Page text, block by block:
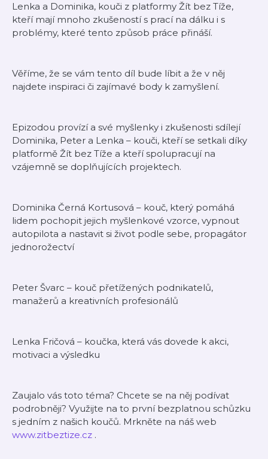
Lenka a Dominika, kouči z platformy Žít bez Tíže,
kteří mají mnoho zkušeností s prací na dálku i s
problémy, které tento způsob práce přináší.
Věříme, že se vám tento díl bude líbit a že v něj
najdete inspiraci či zajímavé body k zamyšlení.
Epizodou provízí a své myšlenky i zkušenosti sdílejí
Dominika, Peter a Lenka – kouči, kteří se setkali díky
platformě Žít bez Tíže a kteří spolupracují na
vzájemně se doplňujících projektech.
Dominika Černá Kortusová – kouč, který pomáhá
lidem pochopit jejich myšlenkové vzorce, vypnout
autopilota a nastavit si život podle sebe, propagátor
jednorožectví
Peter Švarc – kouč přetížených podnikatelů,
manažerů a kreativních profesionálů
Lenka Fričová – koučka, která vás dovede k akci,
motivaci a výsledku
Zaujalo vás toto téma? Chcete se na něj podívat
podrobněji? Využijte na to první bezplatnou schůzku
s jedním z našich koučů. Mrkněte na náš web
www.zitbeztize.cz .